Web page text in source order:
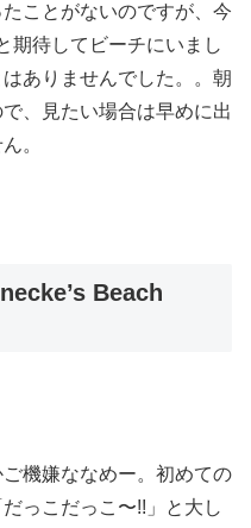
ことがないのですが、今
期待してビーチにいまし
ありませんでした。。朝
、見たい場合は早めに出
。
Beach
機嫌ななめー。初めての
っこだっこ〜!!」と大し